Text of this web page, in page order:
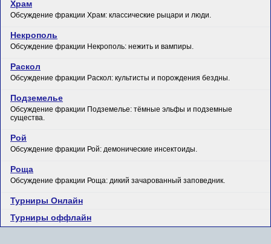
Храм
Обсуждение фракции Храм: классические рыцари и люди.
Некрополь
Обсуждение фракции Некрополь: нежить и вампиры.
Раскол
Обсуждение фракции Раскол: культисты и порождения бездны.
Подземелье
Обсуждение фракции Подземелье: тёмные эльфы и подземные
существа.
Рой
Обсуждение фракции Рой: демонические инсектоиды.
Роща
Обсуждение фракции Роща: дикий зачарованный заповедник.
Турниры Онлайн
Турниры оффлайн